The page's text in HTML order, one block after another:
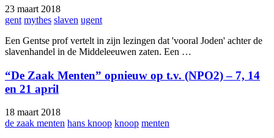
23 maart 2018
gent mythes slaven ugent
Een Gentse prof vertelt in zijn lezingen dat 'vooral Joden' achter de
slavenhandel in de Middeleeuwen zaten. Een …
“De Zaak Menten” opnieuw op t.v. (NPO2) – 7, 14
en 21 april
18 maart 2018
de zaak menten hans knoop knoop menten